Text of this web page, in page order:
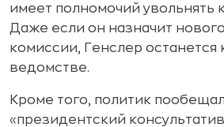
имеет полномочий увольнять
Даже если он назначит
комиссии, Генслер останется
ведомстве.
Кроме того, политик
«президентский